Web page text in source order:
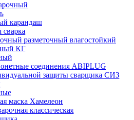
карандаш
сварка
разметочный влагостойкий
КГ
соединения ABIPLUG
защиты сварщика СИЗ
маска Хамелеон
классическая